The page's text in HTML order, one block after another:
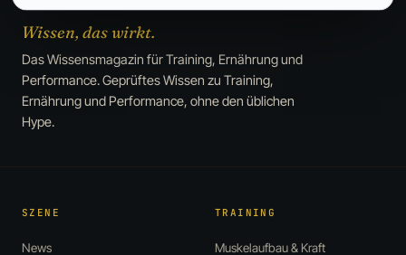
Wissen, das wirkt.
Das Wissensmagazin für Training, Ernährung und
Performance. Geprüftes Wissen zu Training,
Ernährung und Performance, ohne den üblichen
Hype.
SZENE
News
TRAINING
Muskelaufbau & Kraft